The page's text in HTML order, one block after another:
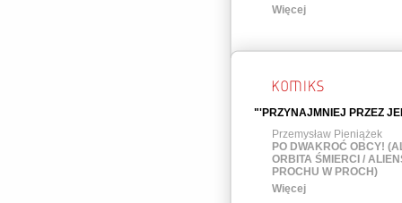
Więcej
"'PRZYNAJMNIEJ PRZEZ
Przemysław Pieniążek
PO DWAKROĆ OBCY!
ORBITA ŚMIERCI /
PROCHU W PROCH)
Więcej